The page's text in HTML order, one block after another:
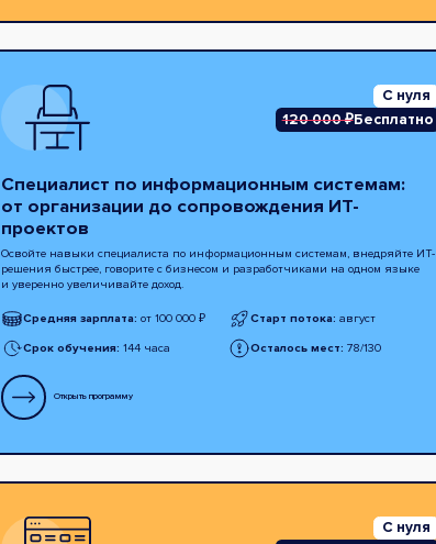
С нуля
120 000 ₽Бесплатно
Специалист по информационным системам:
от организации до сопровождения ИТ-
проектов
Освойте навыки специалиста по информационным системам, внедряйте ИТ-
решения быстрее, говорите с бизнесом и разработчиками на одном языке
и уверенно увеличивайте доход.
Средняя зарплата:от 100 000 ₽ Старт потока: август
Срок обучения:144 часа Осталось мест: 78/130
Открыть программу
С нуля